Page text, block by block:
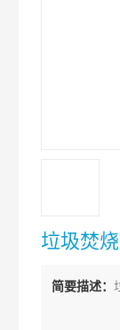
垃圾焚
简要描述：